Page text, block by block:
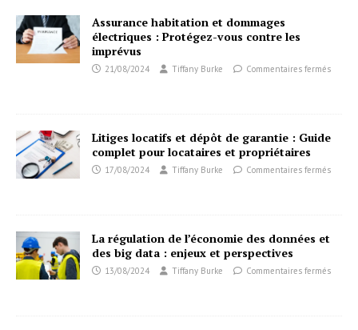
Assurance habitation et dommages
électriques : Protégez-vous contre les
imprévus
21/08/2024 Tiffany Burke Commentaires fermés
Litiges locatifs et dépôt de garantie : Guide
complet pour locataires et propriétaires
17/08/2024 Tiffany Burke Commentaires fermés
La régulation de l’économie des données et
des big data : enjeux et perspectives
13/08/2024 Tiffany Burke Commentaires fermés